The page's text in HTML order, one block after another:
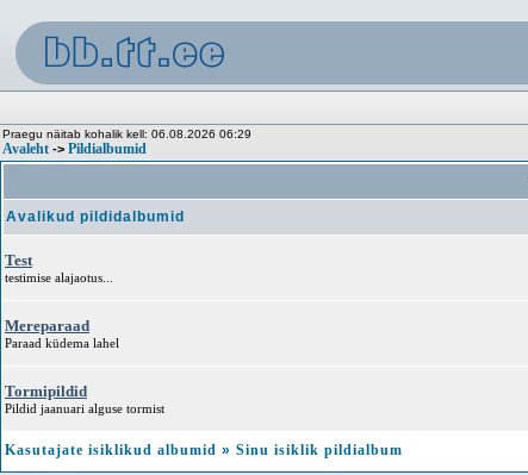
Praegu näitab kohalik kell: 06.08.2026 06:29
Avaleht -> Pildialbumid
Avalikud pildidalbumid
Test
testimise alajaotus...
Mereparaad
Paraad küdema lahel
Tormipildid
Pildid jaanuari alguse tormist
Kasutajate isiklikud albumid » Sinu isiklik pildialbum